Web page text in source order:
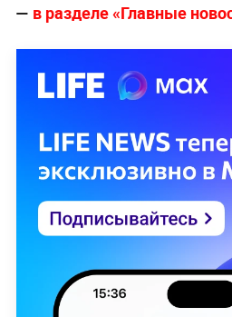
— в разделе «Главные